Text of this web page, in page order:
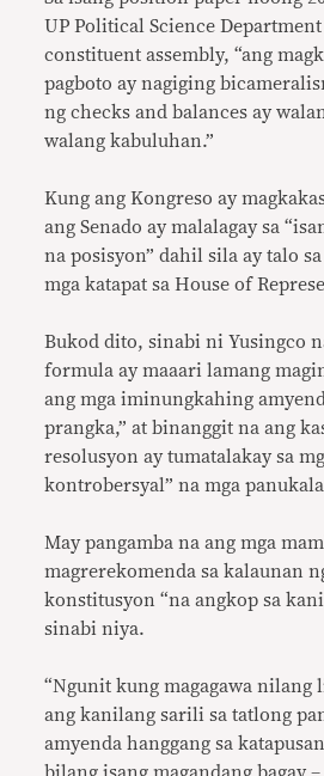
UP Political Science Department
constituent assembly, “ang
pagboto ay nagiging
ng checks and balances ay
walang kabuluhan.”
Kung ang Kongreso ay
ang Senado ay malalagay sa
na posisyon” dahil sila ay talo
mga katapat sa House of
Bukod dito, sinabi ni Yusingco
formula ay maaari lamang
ang mga iminungkahing
prangka,” at binanggit na ang
resolusyon ay tumatalakay sa
kontrobersyal” na mga
May pangamba na ang mga
magrerekomenda sa kalaunan
konstitusyon “na angkop sa
sinabi niya.
“Ngunit kung magagawa nilang
ang kanilang sarili sa tatlong
amyenda hanggang sa